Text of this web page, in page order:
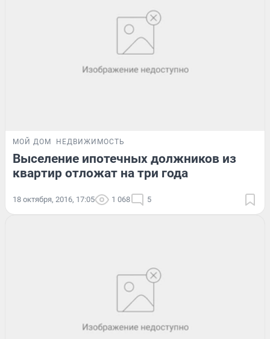
МОЙ ДОМ НЕДВИЖИМОСТЬ
Выселение ипотечных должников из
квартир отложат на три года
18 октября, 2016, 17:05 1 068 5